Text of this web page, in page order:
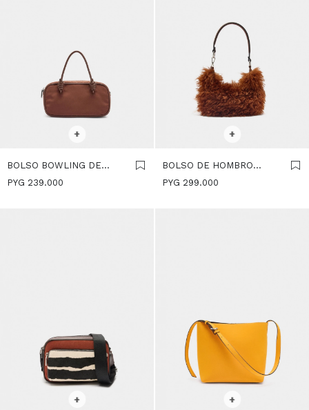
+
BOLSO BOWLING DE
NYLON - NARANJA
PYG 239.000
+
BOLSO DE HOMBRO
EFECTO PELO - NARANJA
PYG 299.000
+ +